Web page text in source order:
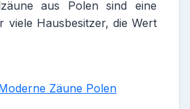
aus Polen sind eine
viele Hausbesitzer, die Wert
Zäune Polen